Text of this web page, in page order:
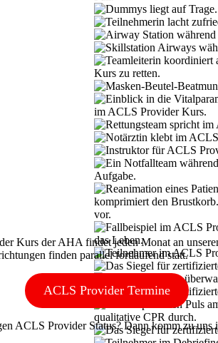
Kurs der AHA findet jeden Monat an
finden parallel fortlaufend statt.
ACLS Provider Termine
ACLS Provider Status? Dann komm zu